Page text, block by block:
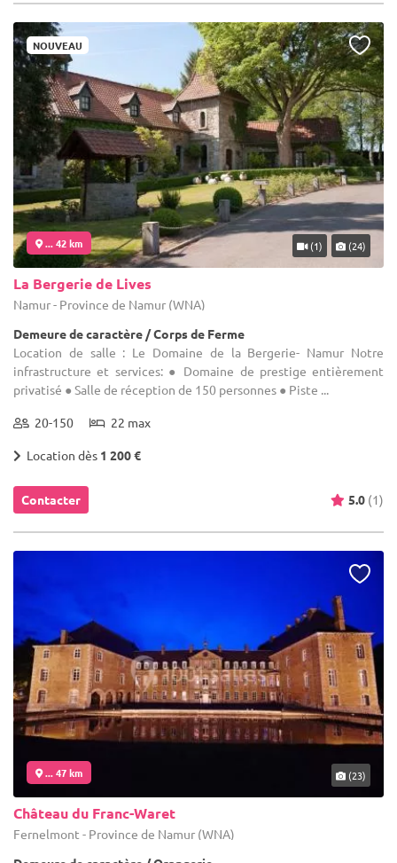
NOUVEAU
... 42 km (1) (24)
La Bergerie de Lives
Namur - Province de Namur (WNA)
Demeure de caractère / Corps de Ferme
Location de salle : Le Domaine de la Bergerie- Namur Notre
infrastructure et services: ● Domaine de prestige entièrement
privatisé ● Salle de réception de 150 personnes ● Piste ...
20-150 22 max
Location dès 1 200 €
Contacter 5.0 (1)
... 47 km (23)
Château du Franc-Waret
Fernelmont - Province de Namur (WNA)